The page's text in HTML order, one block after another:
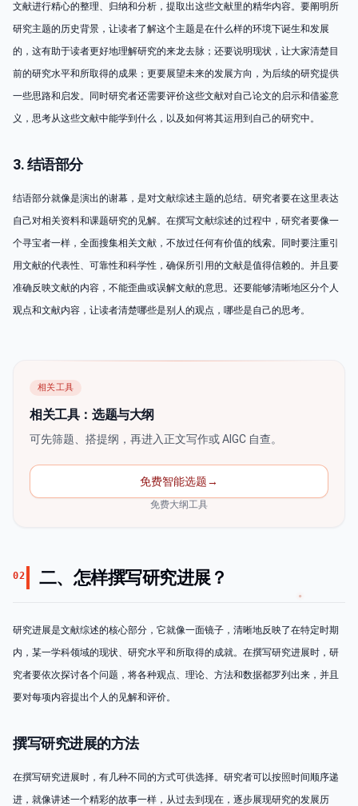
文献进行精心的整理、归纳和分析，提取出这些文献里的精华内容。要阐明所
研究主题的历史背景，让读者了解这个主题是在什么样的环境下诞生和发展
的，这有助于读者更好地理解研究的来龙去脉；还要说明现状，让大家清楚目
前的研究水平和所取得的成果；更要展望未来的发展方向，为后续的研究提供
一些思路和启发。同时研究者还需要评价这些文献对自己论文的启示和借鉴意
义，思考从这些文献中能学到什么，以及如何将其运用到自己的研究中。
3. 结语部分
结语部分就像是演出的谢幕，是对文献综述主题的总结。研究者要在这里表达
自己对相关资料和课题研究的见解。在撰写文献综述的过程中，研究者要像一
个寻宝者一样，全面搜集相关文献，不放过任何有价值的线索。同时要注重引
用文献的代表性、可靠性和科学性，确保所引用的文献是值得信赖的。并且要
准确反映文献的内容，不能歪曲或误解文献的意思。还要能够清晰地区分个人
观点和文献内容，让读者清楚哪些是别人的观点，哪些是自己的思考。
相关工具
相关工具：选题与大纲
可先筛题、搭提纲，再进入正文写作或 AIGC 自查。
免费智能选题→
免费大纲工具
02 二、怎样撰写研究进展？
研究进展是文献综述的核心部分，它就像一面镜子，清晰地反映了在特定时期
内，某一学科领域的现状、研究水平和所取得的成就。在撰写研究进展时，研
究者要依次探讨各个问题，将各种观点、理论、方法和数据都罗列出来，并且
要对每项内容提出个人的见解和评价。
撰写研究进展的方法
在撰写研究进展时，有几种不同的方式可供选择。研究者可以按照时间顺序递
进，就像讲述一个精彩的故事一样，从过去到现在，逐步展现研究的发展历